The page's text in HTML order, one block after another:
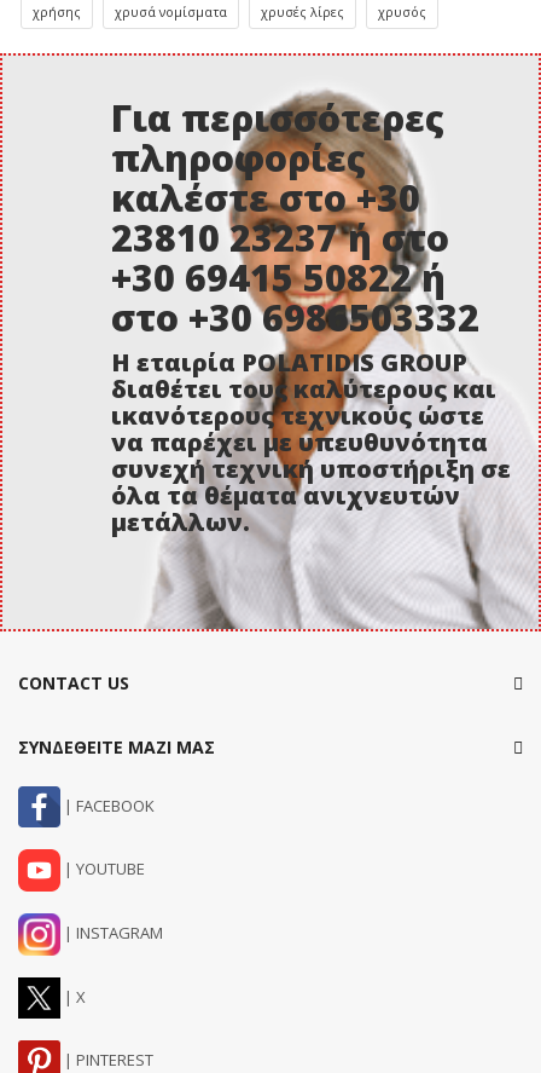
χρήσης χρυσά νομίσματα χρυσές λίρες χρυσός
Για περισσότερες
πληροφορίες
καλέστε στο +30
23810 23237 ή στο
+30 69415 50822 ή
στο +30 6986503332
Η εταιρία POLATIDIS GROUP
διαθέτει τους καλύτερους και
ικανότερους τεχνικούς ώστε
να παρέχει με υπευθυνότητα
συνεχή τεχνική υποστήριξη σε
όλα τα θέματα ανιχνευτών
μετάλλων.
CONTACT US
ΣΥΝΔΕΘΕΙΤΕ ΜΑΖΙ ΜΑΣ
| FACEBOOK
| YOUTUBE
| INSTAGRAM
| X
| PINTEREST